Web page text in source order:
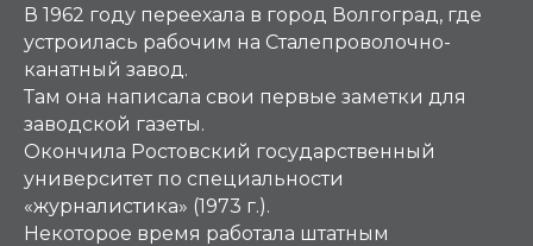
В 1962 году переехала в город Волгоград, где
устроилась рабочим на Сталепроволочно-
канатный завод.
Там она написала свои первые заметки для
заводской газеты.
Окончила Ростовский государственный
университет по специальности
«журналистика» (1973 г.).
Некоторое время работала штатным